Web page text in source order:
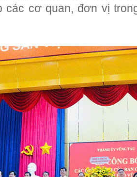
các cơ quan, đơn vị